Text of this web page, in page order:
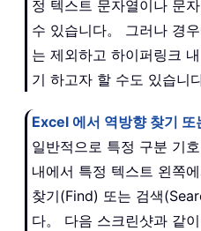
정 텍스트 문자열이나 문
수 있습니다。 그러나 경
는 제외하고 하이퍼링크
기 하고자 할 수도 있습니다
Excel 에서 역방향 찾기 또
일반적으로 특정 구분 기
내에서 특정 텍스트 왼쪽
찾기(Find) 또는 검색
다。 다음 스크린샷과 같